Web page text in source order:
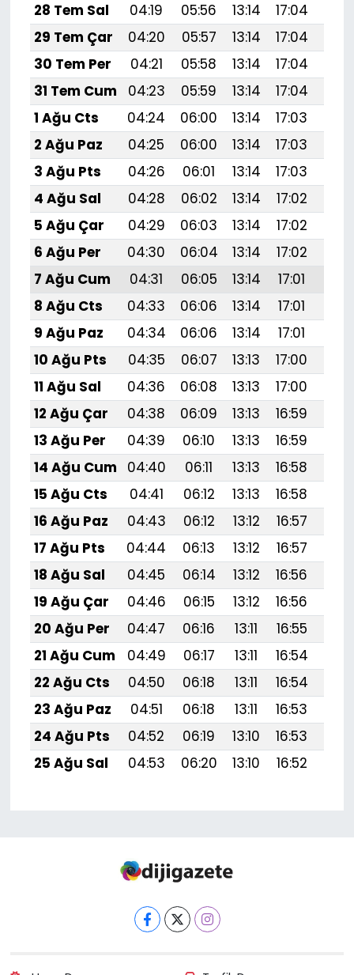
28 Tem Sal
04:19 05:56 13:14 17:04
29 Tem Çar
04:20 05:57 13:14 17:04
30 Tem Per
04:21 05:58 13:14 17:04
31 Tem Cum
04:23 05:59 13:14 17:04
1 Ağu Cts
04:24 06:00 13:14 17:03
2 Ağu Paz
04:25 06:00 13:14 17:03
3 Ağu Pts
04:26 06:01 13:14 17:03
4 Ağu Sal
04:28 06:02 13:14 17:02
5 Ağu Çar
04:29 06:03 13:14 17:02
6 Ağu Per
04:30 06:04 13:14 17:02
7 Ağu Cum
04:31 06:05 13:14 17:01
8 Ağu Cts
04:33 06:06 13:14 17:01
9 Ağu Paz
04:34 06:06 13:14 17:01
10 Ağu Pts
04:35 06:07 13:13 17:00
11 Ağu Sal
04:36 06:08 13:13 17:00
12 Ağu Çar
04:38 06:09 13:13 16:59
13 Ağu Per
04:39 06:10 13:13 16:59
14 Ağu Cum
04:40 06:11 13:13 16:58
15 Ağu Cts
04:41 06:12 13:13 16:58
16 Ağu Paz
04:43 06:12 13:12 16:57
17 Ağu Pts
04:44 06:13 13:12 16:57
18 Ağu Sal
04:45 06:14 13:12 16:56
19 Ağu Çar
04:46 06:15 13:12 16:56
20 Ağu Per
04:47 06:16 13:11 16:55
21 Ağu Cum
04:49 06:17 13:11 16:54
22 Ağu Cts
04:50 06:18 13:11 16:54
23 Ağu Paz
04:51 06:18 13:11 16:53
24 Ağu Pts
04:52 06:19 13:10 16:53
25 Ağu Sal
04:53 06:20 13:10 16:52